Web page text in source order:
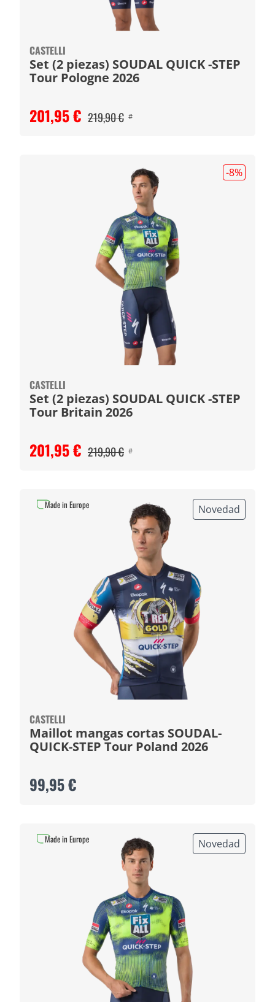
CASTELLI
Set (2 piezas) SOUDAL QUICK -STEP
Tour Pologne 2026
201,95 € 219,90 € #
-8%
CASTELLI
Set (2 piezas) SOUDAL QUICK -STEP
Tour Britain 2026
201,95 € 219,90 € #
Novedad
CASTELLI
Maillot mangas cortas SOUDAL-
QUICK-STEP Tour Poland 2026
99,95 €
Made in Europe
Novedad
Made in Europe